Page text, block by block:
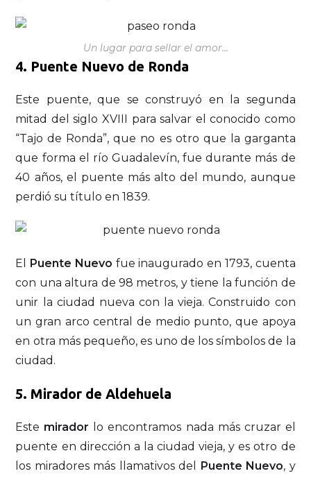
Un lugar para sellar el amor…
4. Puente Nuevo de Ronda
Este puente, que se construyó en la segunda
mitad del siglo XVIII para salvar el conocido como
“Tajo de Ronda”, que no es otro que la garganta
que forma el río Guadalevín, fue durante más de
40 años, el puente más alto del mundo, aunque
perdió su título en 1839.
El Puente Nuevo fue inaugurado en 1793, cuenta
con una altura de 98 metros, y tiene la función de
unir la ciudad nueva con la vieja. Construido con
un gran arco central de medio punto, que apoya
en otra más pequeño, es uno de los símbolos de la
ciudad.
5. Mirador de Aldehuela
Este mirador lo encontramos nada más cruzar el
puente en dirección a la ciudad vieja, y es otro de
los miradores más llamativos del Puente Nuevo, y